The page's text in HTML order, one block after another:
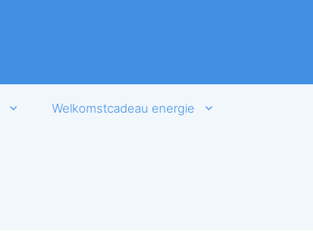
Welkomstcadeau energie